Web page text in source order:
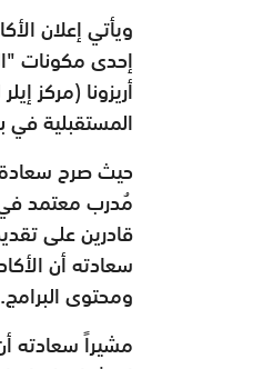
ويأتي إعلان
إحدى مكونات
أريزونا (مركز
المستقبلية في
حيث صرح سعادة
مُدرب معتمد في
قادرين على
سعادته أن
ومحتوى البرامج.
مشيراً سعادته